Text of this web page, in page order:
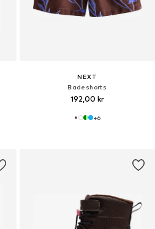
NEXT
Badeshorts
192,00 kr
+6